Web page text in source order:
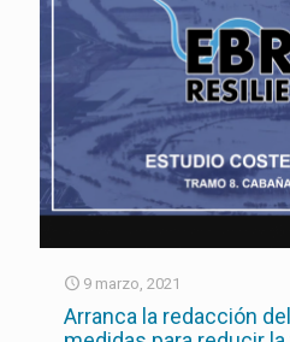
9 marzo, 2021
Arranca la redacción